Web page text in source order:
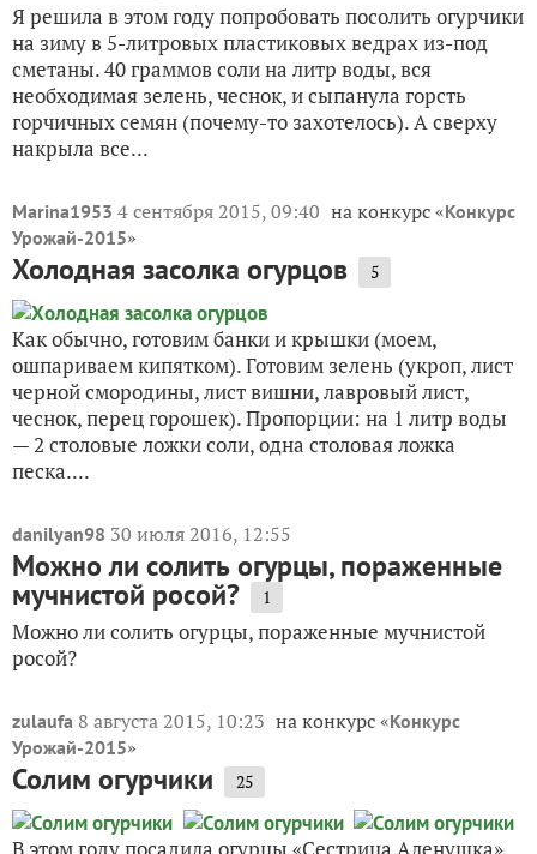
Я решила в этом году попробовать посолить огурчики
на зиму в 5-литровых пластиковых ведрах из-под
сметаны. 40 граммов соли на литр воды, вся
необходимая зелень, чеснок, и сыпанула горсть
горчичных семян (почему-то захотелось). А сверху
накрыла все...
Marina1953 4 сентября 2015, 09:40 на конкурс «Конкурс
Урожай-2015»
Холодная засолка огурцов 5
Как обычно, готовим банки и крышки (моем,
ошпариваем кипятком). Готовим зелень (укроп, лист
черной смородины, лист вишни, лавровый лист,
чеснок, перец горошек). Пропорции: на 1 литр воды
— 2 столовые ложки соли, одна столовая ложка
песка....
danilyan98 30 июля 2016, 12:55
Можно ли солить огурцы, пораженные
мучнистой росой? 1
Можно ли солить огурцы, пораженные мучнистой
росой?
zulaufa 8 августа 2015, 10:23 на конкурс «Конкурс
Урожай-2015»
Солим огурчики 25